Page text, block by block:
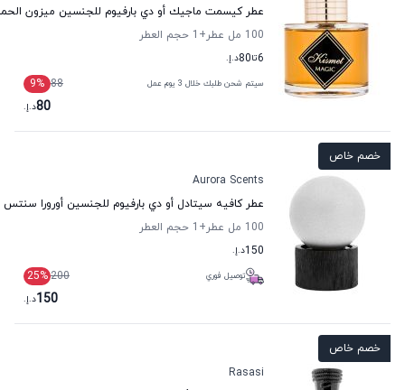
عطر كيسمت ماجيك أو دي بارفيوم للجنسين ميزون
100 مل عطر
+1
حجم العطر
6تا80د.إ.
سيتم شحن طلبك خلال 3 يوم عمل 88
9%
80د.إ.
خصم خاص
Aurora Scents
عطر كافيه سيتادل أو دي بارفيوم للجنسين أورورا سنتس
100 مل عطر
+1
حجم العطر
150د.إ.
توصيل فوري 200
25%
150د.إ.
خصم خاص
Rasasi